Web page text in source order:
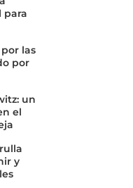
para
las
por
un
el
y